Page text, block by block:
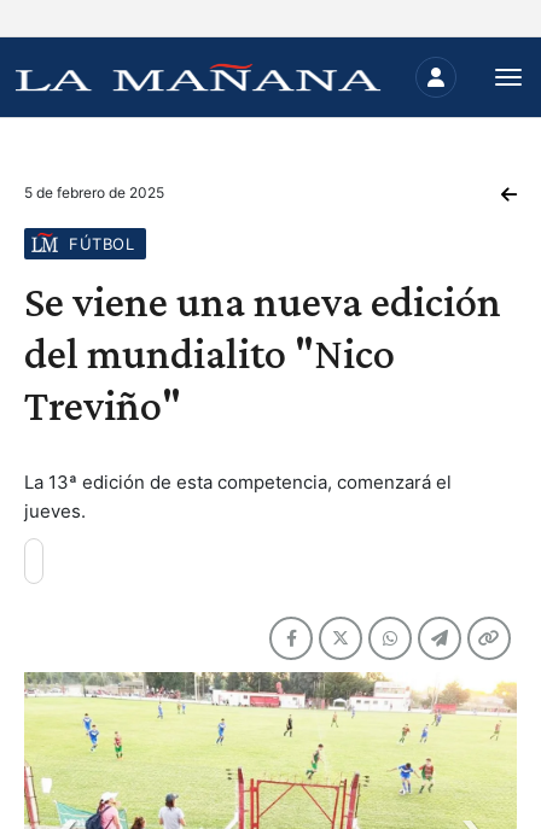
5 de febrero de 2025
FÚTBOL
Se viene una nueva edición
del mundialito "Nico
Treviño"
La 13ª edición de esta competencia, comenzará el
jueves.